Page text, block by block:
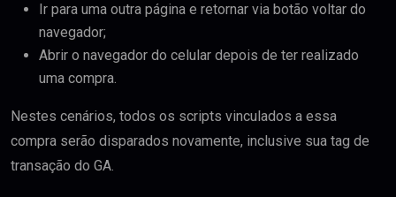
Ir para uma outra página e retornar via botão voltar do
navegador;
Abrir o navegador do celular depois de ter realizado
uma compra.
Nestes cenários, todos os scripts vinculados a essa
compra serão disparados novamente, inclusive sua tag de
transação do GA.